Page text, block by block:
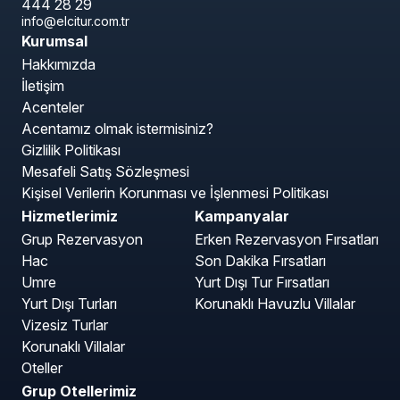
444 28 29
info@elcitur.com.tr
Kurumsal
Hakkımızda
İletişim
Acenteler
Acentamız olmak istermisiniz?
Gizlilik Politikası
Mesafeli Satış Sözleşmesi
Kişisel Verilerin Korunması ve İşlenmesi Politikası
Hizmetlerimiz
Grup Rezervasyon
Hac
Umre
Yurt Dışı Turları
Vizesiz Turlar
Korunaklı Villalar
Oteller
Kampanyalar
Erken Rezervasyon Fırsatları
Son Dakika Fırsatları
Yurt Dışı Tur Fırsatları
Korunaklı Havuzlu Villalar
Grup Otellerimiz